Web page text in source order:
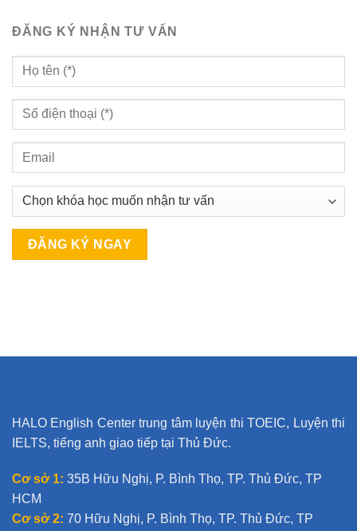
ĐĂNG KÝ NHẬN TƯ VẤN
HALO English Center trung tâm luyện thi TOEIC, Luyện thi
IELTS, tiếng anh giao tiếp tại Thủ Đức.
Cơ sở 1: 35B Hữu Nghị, P. Bình Thọ, TP. Thủ Đức, TP
HCM
Cơ sở 2: 70 Hữu Nghị, P. Bình Thọ, TP. Thủ Đức, TP